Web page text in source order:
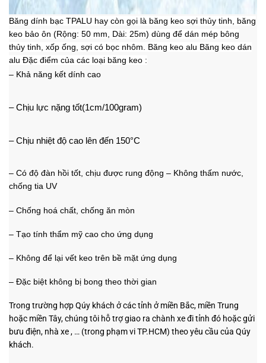
Băng dính bạc TPALU hay còn gọi là băng keo sợi thủy tinh, băng
keo bảo ôn (Rộng: 50 mm, Dài: 25m) dùng để dán mép bông
thủy tinh, xốp ống, sợi có bọc nhôm. Băng keo alu Băng keo dán
alu Đặc điểm của các loại băng keo :
– Khả năng kết dính cao
– Chịu lực nặng tốt(1cm/100gram)
– Chịu nhiệt độ cao lên đến 150°C
– Có độ đàn hồi tốt, chịu được rung động – Không thấm nước,
chống tia UV
– Chống hoá chất, chống ăn mòn
– Tạo tính thẩm mỹ cao cho ứng dụng
– Không để lại vết keo trên bề mặt ứng dụng
– Đặc biệt không bị bong theo thời gian
Trong trường hợp Qúy khách ở các tỉnh ở miền Bắc, miền Trung
hoặc miền Tây, chúng tôi hỗ trợ giao ra chành xe đi tỉnh đó hoặc gửi
bưu điện, nhà xe , … (trong phạm vi TP.HCM) theo yêu cầu của Qúy
khách.